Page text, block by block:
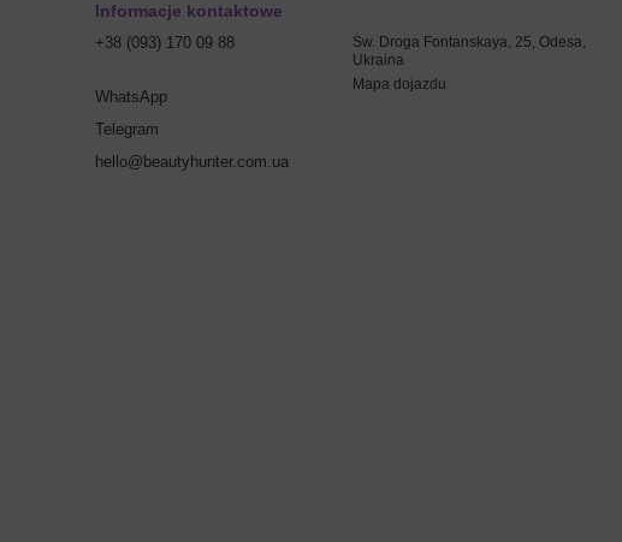
Informacje kontaktowe
+38 (093) 170 09 88
WhatsApp
Telegram
hello@beautyhunter.com.ua
Św. Droga Fontanskaya, 25, Odesa,
Ukraina
Mapa dojazdu